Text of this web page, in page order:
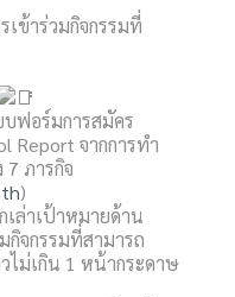
เข้าร่วมกิจกรรมที่
บฟอร์มการสมัคร
Report จากการทำ
ภารกิจ
)
ล่าเป้าหมายด้าน
จกรรมที่สามารถ
ม่เกิน 1 หน้ากระดาษ